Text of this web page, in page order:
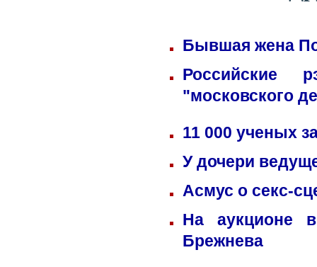
Бывшая жена
Российские
"московского
11 000 ученых
У дочери
Асмус о секс-
На аукционе
Брежнева